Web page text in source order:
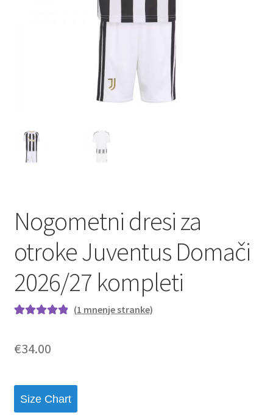
Nogometni dresi za
otroke Juventus Domači
2026/27 kompleti
podlagi ocene
(1 mnenje stranke)
€34.00
Size Chart